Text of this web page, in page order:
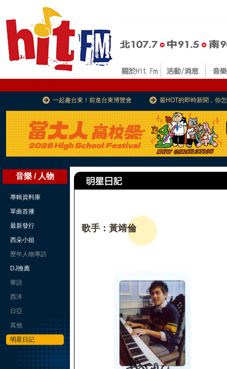
一起趣台東！前進台東博覽會 最HOT的即時新聞，你
音樂 / 人物
專輯資料庫
單曲首播
最新發行
西朵小姐
歷年人物專訪
DJ推薦
華語
西洋
日亞
其他
明星日記
歌手：黃靖倫